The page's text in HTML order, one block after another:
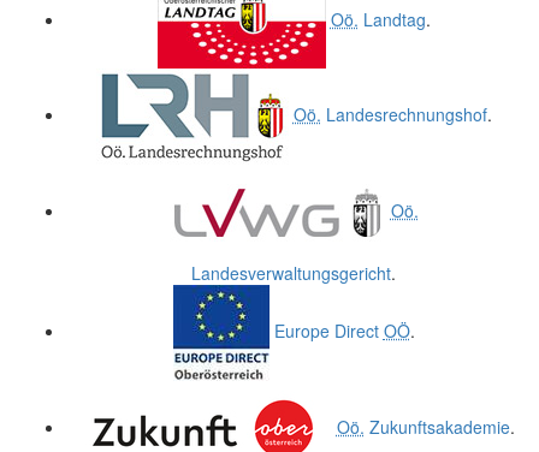
Oö. Landtag.
Oö. Landesrechnungshof.
Oö.
Landesverwaltungsgericht.
Europe Direct OÖ.
Oö. Zukunftsakademie.